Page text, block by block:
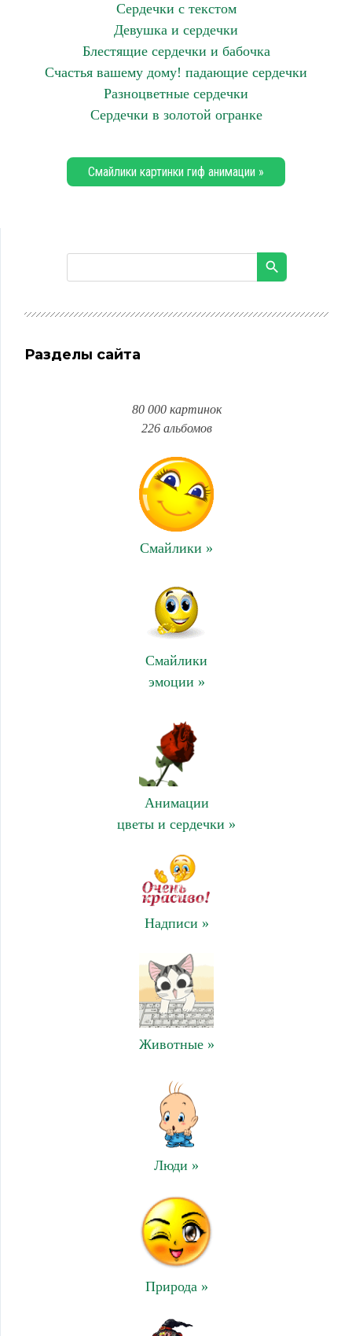
Сердечки с текстом
Девушка и сердечки
Блестящие сердечки и бабочка
Счастья вашему дому! падающие сердечки
Разноцветные сердечки
Сердечки в золотой огранке
Смайлики картинки гиф анимации »
Разделы сайта
80 000 картинок
226 альбомов
Смайлики »
Смайлики
эмоции »
Анимации
цветы и сердечки »
Надписи »
Животные »
Люди »
Природа »